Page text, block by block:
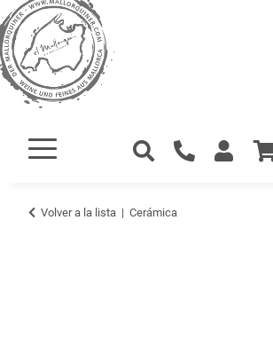
Volver a la lista Cerámica